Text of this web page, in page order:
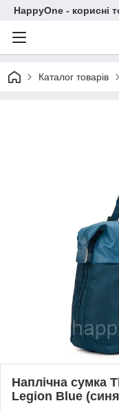
HappyOne - корисні
Каталог товарів
Наплічна сумка
Legion Blue